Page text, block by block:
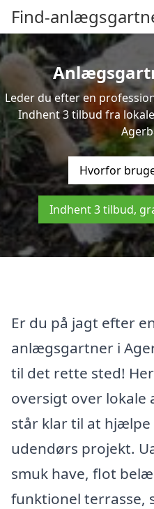
Find-
Leder du efter en
Indhent 3 tilbud fra
Hvorfor
Indhent 3 tilbud,
Er du på jagt efter
anlægsgartner i
til det rette sted!
oversigt over
står klar til at
udendørs projekt.
smuk have, flot
funktionel terrasse,